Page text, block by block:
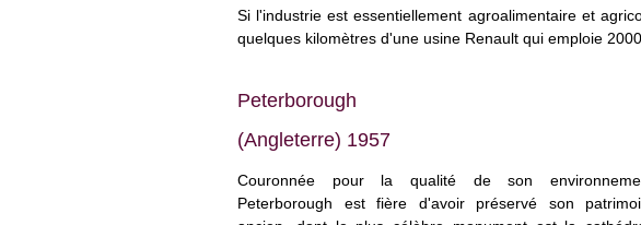
Si l'industrie est essentiellement agroalimentaire et
quelques kilomètres d'une usine Renault qui emploie
Peterborough
(Angleterre) 1957
Couronnée pour la qualité de son
Peterborough est fière d'avoir préservé son